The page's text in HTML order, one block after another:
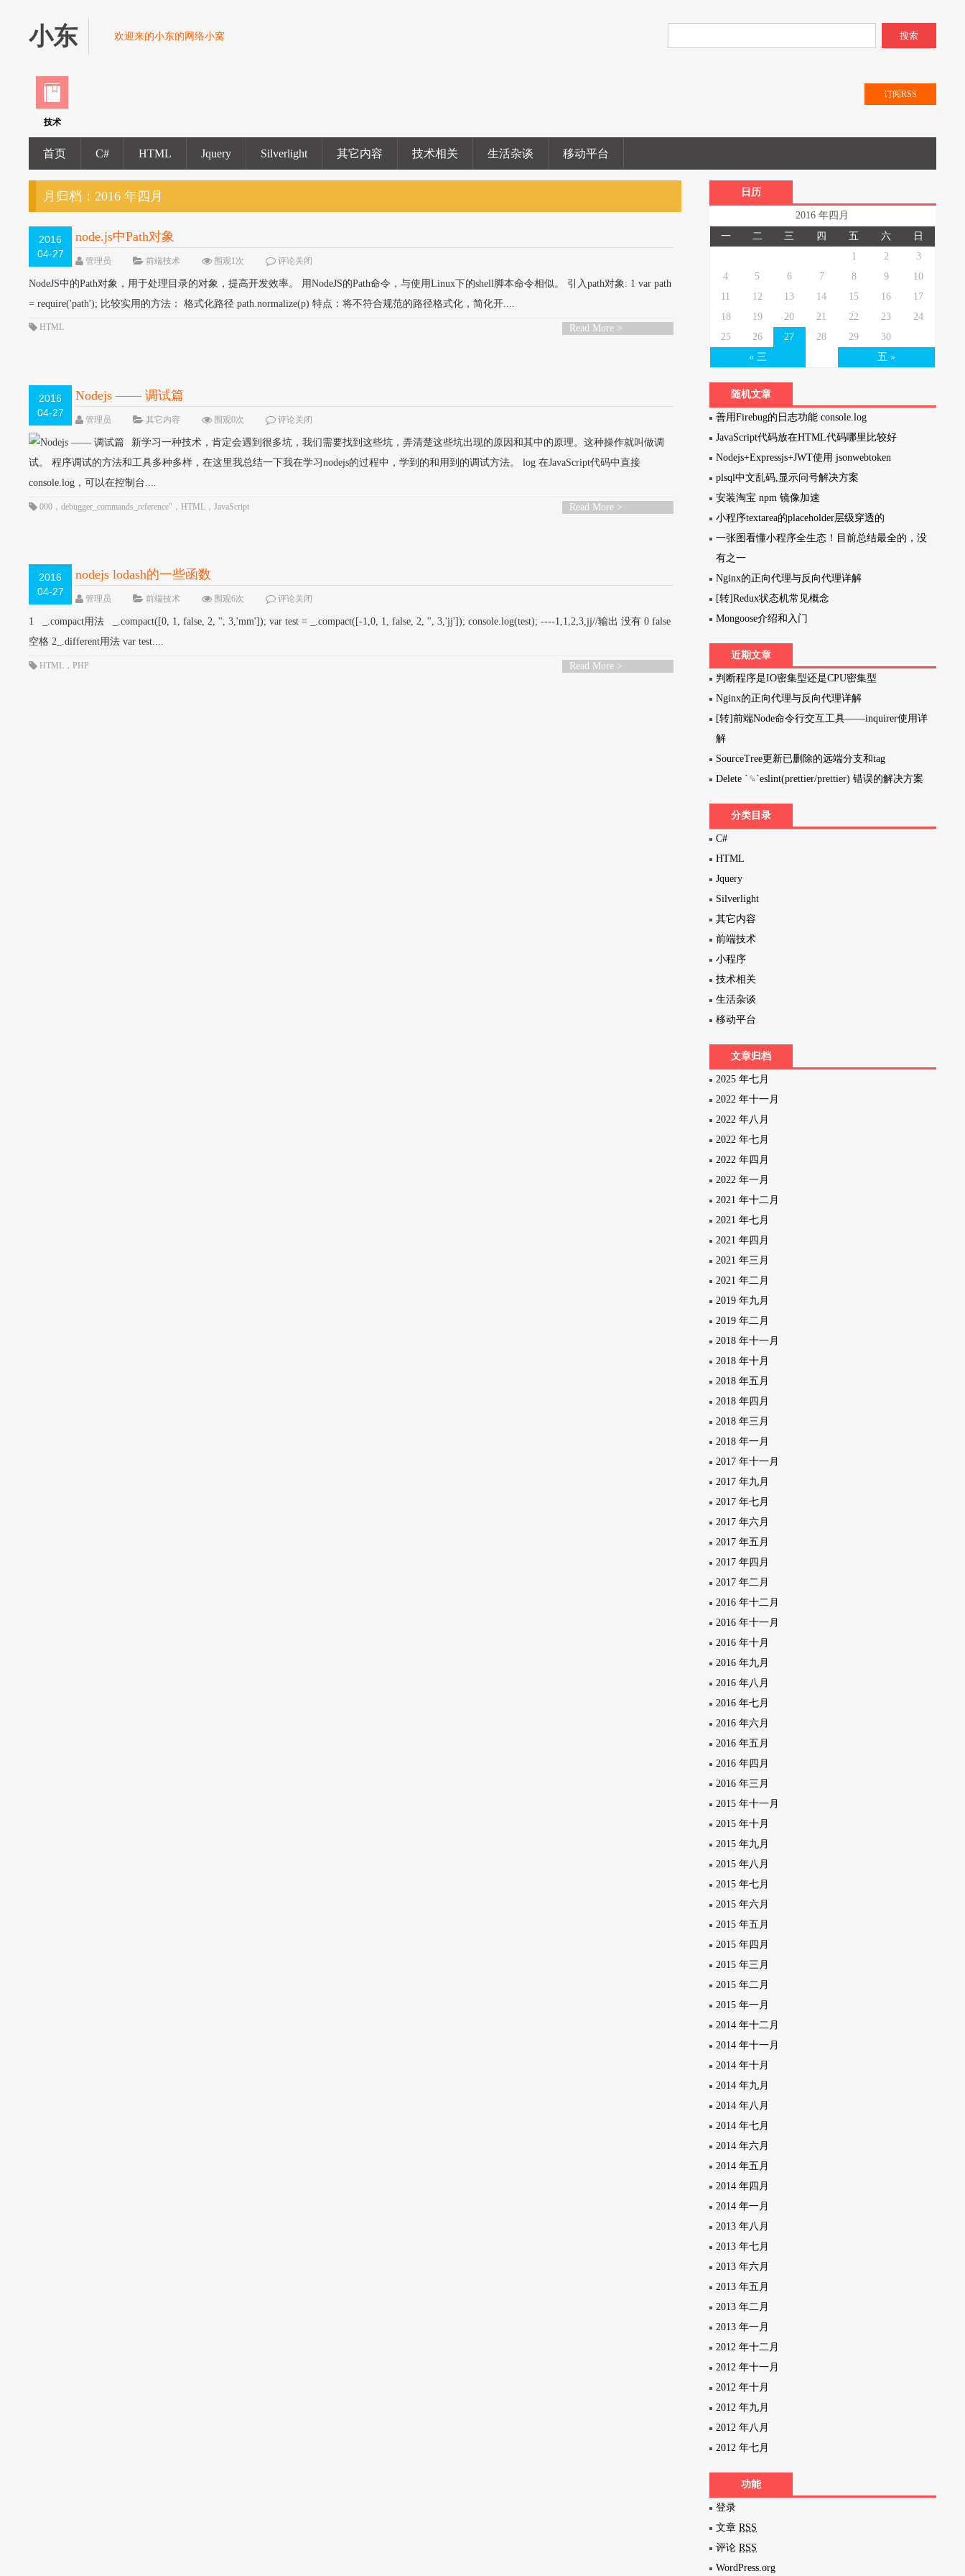
小东 欢迎来的小东的网络小窝 搜索
订阅RSS
技术
首页 C# HTML Jquery Silverlight 其它内容 技术相关 生活杂谈 移动平台
月归档：2016 年四月
2016
04-27
node.js中Path对象
管理员 前端技术 围观1次 评论关闭
NodeJS中的Path对象，用于处理目录的对象，提高开发效率。 用NodeJS的Path命令，与使用Linux下的shell脚本命令相似。 引入path对象: 1 var path
= require('path'); 比较实用的方法： 格式化路径 path.normalize(p) 特点：将不符合规范的路径格式化，简化开....
Read More >
HTML
2016
04-27
Nodejs —— 调试篇
管理员 其它内容 围观0次 评论关闭
新学习一种技术，肯定会遇到很多坑，我们需要找到这些坑，弄清楚这些坑出现的原因和其中的原理。这种操作就叫做调
试。 程序调试的方法和工具多种多样，在这里我总结一下我在学习nodejs的过程中，学到的和用到的调试方法。 log 在JavaScript代码中直接
console.log，可以在控制台....
Read More >
000 ，debugger_commands_reference" ，HTML ，JavaScript
2016
04-27
nodejs lodash的一些函数
管理员 前端技术 围观6次 评论关闭
1 _.compact用法 _.compact([0, 1, false, 2, '', 3,'mm']); var test = _.compact([-1,0, 1, false, 2, '', 3,'jj']); console.log(test); ----1,1,2,3,jj//输出 没有 0 false
空格 2_.different用法 var test....
Read More >
HTML ，PHP
日历
2016 年四月
一
二 三 四 五 六 日
« 三 五 »
1 2
3
4
5 6 7 8 9
10
11
12 13 14 15 16
17
18
19 20 21 22 23
24
25
26 27 28 29 30
随机文章
善用Firebug的日志功能 console.log
JavaScript代码放在HTML代码哪里比较好
Nodejs+Expressjs+JWT使用 jsonwebtoken
plsql中文乱码,显示问号解决方案
安装淘宝 npm 镜像加速
小程序textarea的placeholder层级穿透的
一张图看懂小程序全生态！目前总结最全的，没
有之一
Nginx的正向代理与反向代理详解
[转]Redux状态机常见概念
Mongoose介绍和入门
近期文章
判断程序是IO密集型还是CPU密集型
Nginx的正向代理与反向代理详解
[转]前端Node命令行交互工具——inquirer使用详
解
SourceTree更新已删除的远端分支和tag
Delete `␍`eslint(prettier/prettier) 错误的解决方案
分类目录
C#
HTML
Jquery
Silverlight
其它内容
前端技术
小程序
技术相关
生活杂谈
移动平台
文章归档
2025 年七月
2022 年十一月
2022 年八月
2022 年七月
2022 年四月
2022 年一月
2021 年十二月
2021 年七月
2021 年四月
2021 年三月
2021 年二月
2019 年九月
2019 年二月
2018 年十一月
2018 年十月
2018 年五月
2018 年四月
2018 年三月
2018 年一月
2017 年十一月
2017 年九月
2017 年七月
2017 年六月
2017 年五月
2017 年四月
2017 年二月
2016 年十二月
2016 年十一月
2016 年十月
2016 年九月
2016 年八月
2016 年七月
2016 年六月
2016 年五月
2016 年四月
2016 年三月
2015 年十一月
2015 年十月
2015 年九月
2015 年八月
2015 年七月
2015 年六月
2015 年五月
2015 年四月
2015 年三月
2015 年二月
2015 年一月
2014 年十二月
2014 年十一月
2014 年十月
2014 年九月
2014 年八月
2014 年七月
2014 年六月
2014 年五月
2014 年四月
2014 年一月
2013 年八月
2013 年七月
2013 年六月
2013 年五月
2013 年二月
2013 年一月
2012 年十二月
2012 年十一月
2012 年十月
2012 年九月
2012 年八月
2012 年七月
功能
登录
文章RSS
评论RSS
WordPress.org